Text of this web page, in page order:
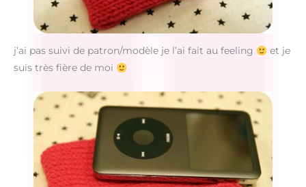
j’ai pas suivi de patron/modèle je l’ai fait au feeling
et je
suis très fière de moi